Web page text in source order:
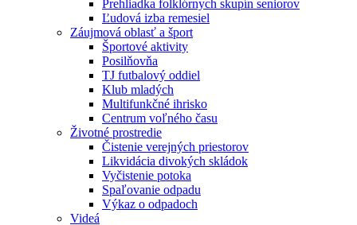
Prehliadka folklórnych skupín seniorov
Ľudová izba remesiel
Záujmová oblasť a šport
Športové aktivity
Posilňovňa
TJ futbalový oddiel
Klub mladých
Multifunkčné ihrisko
Centrum voľného času
Životné prostredie
Čistenie verejných priestorov
Likvidácia divokých skládok
Vyčistenie potoka
Spaľovanie odpadu
Výkaz o odpadoch
Videá